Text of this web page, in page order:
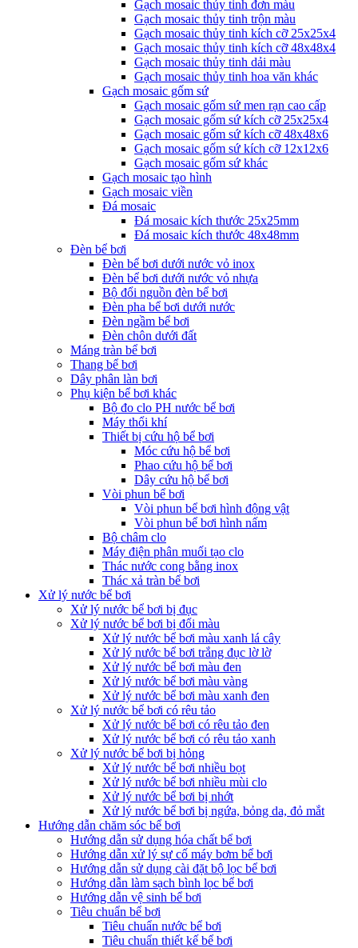
Gạch mosaic thủy tinh đơn màu
Gạch mosaic thủy tinh trộn màu
Gạch mosaic thủy tinh kích cỡ 25x25x4
Gạch mosaic thủy tinh kích cỡ 48x48x4
Gạch mosaic thủy tinh dải màu
Gạch mosaic thủy tinh hoa văn khác
Gạch mosaic gốm sứ
Gạch mosaic gốm sứ men rạn cao cấp
Gạch mosaic gốm sứ kích cỡ 25x25x4
Gạch mosaic gốm sứ kích cỡ 48x48x6
Gạch mosaic gốm sứ kích cỡ 12x12x6
Gạch mosaic gốm sứ khác
Gạch mosaic tạo hình
Gạch mosaic viền
Đá mosaic
Đá mosaic kích thước 25x25mm
Đá mosaic kích thước 48x48mm
Đèn bể bơi
Đèn bể bơi dưới nước vỏ inox
Đèn bể bơi dưới nước vỏ nhựa
Bộ đổi nguồn đèn bể bơi
Đèn pha bể bơi dưới nước
Đèn ngầm bể bơi
Đèn chôn dưới đất
Máng tràn bể bơi
Thang bể bơi
Dây phân làn bơi
Phụ kiện bể bơi khác
Bộ đo clo PH nước bể bơi
Máy thổi khí
Thiết bị cứu hộ bể bơi
Móc cứu hộ bể bơi
Phao cứu hộ bể bơi
Dây cứu hộ bể bơi
Vòi phun bể bơi
Vòi phun bể bơi hình động vật
Vòi phun bể bơi hình nấm
Bộ châm clo
Máy điện phân muối tạo clo
Thác nước cong bằng inox
Thác xả tràn bể bơi
Xử lý nước bể bơi
Xử lý nước bể bơi bị đục
Xử lý nước bể bơi bị đổi màu
Xử lý nước bể bơi màu xanh lá cây
Xử lý nước bể bơi trắng đục lờ lờ
Xử lý nước bể bơi màu đen
Xử lý nước bể bơi màu vàng
Xử lý nước bể bơi màu xanh đen
Xử lý nước bể bơi có rêu tảo
Xử lý nước bể bơi có rêu tảo đen
Xử lý nước bể bơi có rêu tảo xanh
Xử lý nước bể bơi bị hỏng
Xử lý nước bể bơi nhiều bọt
Xử lý nước bể bơi nhiều mùi clo
Xử lý nước bể bơi bị nhớt
Xử lý nước bể bơi bị ngứa, bỏng da, đỏ mắt
Hướng dẫn chăm sóc bể bơi
Hướng dẫn sử dụng hóa chất bể bơi
Hướng dẫn xử lý sự cố máy bơm bể bơi
Hướng dẫn sử dụng cài đặt bộ lọc bể bơi
Hướng dẫn làm sạch bình lọc bể bơi
Hướng dẫn vệ sinh bể bơi
Tiêu chuẩn bể bơi
Tiêu chuẩn nước bể bơi
Tiêu chuẩn thiết kế bể bơi